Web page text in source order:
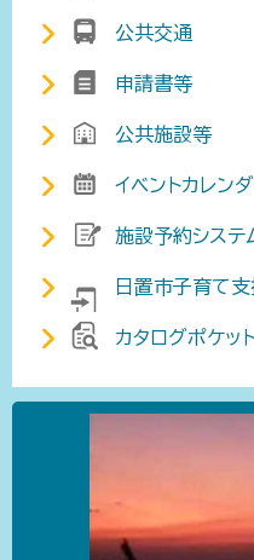
公共交通
申請書等
公共施設等
イベントカレン
施設予約システ
日置市子育て支
カタログポケッ